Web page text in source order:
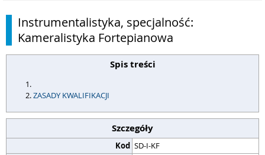
Instrumentalistyka, specjalność:
Kameralistyka Fortepianowa
Spis treści
ZASADY KWALIFIKACJI
Szczegóły
Kod SD-I-KF